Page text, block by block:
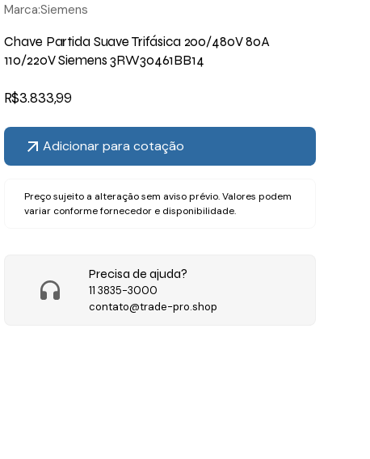
Marca:Siemens
Chave Partida Suave Trifásica 200/480V 80A
110/220V Siemens 3RW30461BB14
R$3.833,99
Adicionar para cotação
Preço sujeito a alteração sem aviso prévio. Valores podem
variar conforme fornecedor e disponibilidade.
Precisa de ajuda?
11 3835-3000
contato@trade-pro.shop